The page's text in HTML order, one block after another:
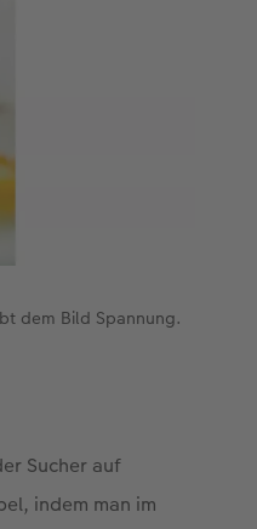
dem Bild Spannung.
Sucher auf
indem man im